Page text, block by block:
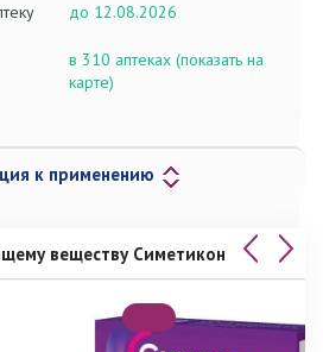
до 12.08.2026
в 310 аптеках (показать на
карте)
к применению
веществу Симетикон